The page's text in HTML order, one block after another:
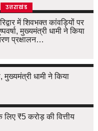
उत्तराखंड
में शिवभक्त कांवड़ियों पर
मुख्यमंत्री धामी ने किया
प्रक्षालन…
मुख्यमंत्री धामी ने किया
₹5 करोड़ की वित्तीय